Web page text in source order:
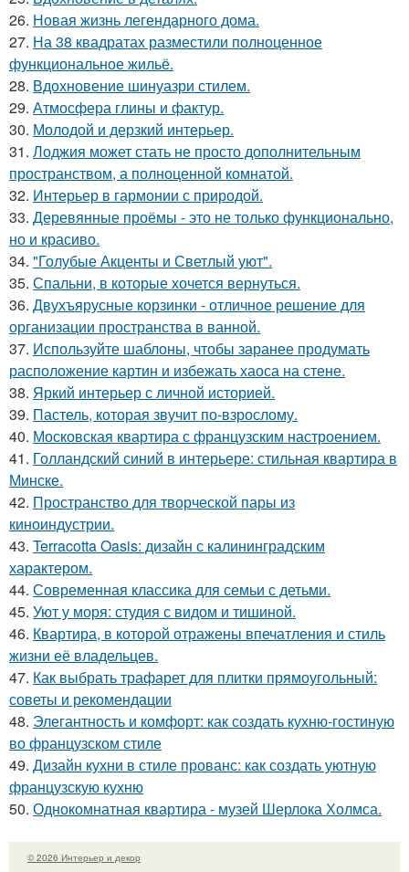
26. Новая жизнь легендарного дома.
27. На 38 квадратах разместили полноценное
функциональное жильё.
28. Вдохновение шинуазри стилем.
29. Атмосфера глины и фактур.
30. Молодой и дерзкий интерьер.
31. Лоджия может стать не просто дополнительным
пространством, а полноценной комнатой.
32. Интерьер в гармонии с природой.
33. Деревянные проёмы - это не только функционально,
но и красиво.
34. "Голубые Акценты и Светлый уют".
35. Спальни, в которые хочется вернуться.
36. Двухъярусные корзинки - отличное решение для
организации пространства в ванной.
37. Используйте шаблоны, чтобы заранее продумать
расположение картин и избежать хаоса на стене.
38. Яркий интерьер с личной историей.
39. Пастель, которая звучит по-взрослому.
40. Московская квартира с французским настроением.
41. Голландский синий в интерьере: стильная квартира в
Минске.
42. Пространство для творческой пары из
киноиндустрии.
43. Terracotta Oasis: дизайн с калининградским
характером.
44. Современная классика для семьи с детьми.
45. Уют у моря: студия с видом и тишиной.
46. Квартира, в которой отражены впечатления и стиль
жизни её владельцев.
47. Как выбрать трафарет для плитки прямоугольный:
советы и рекомендации
48. Элегантность и комфорт: как создать кухню-гостиную
во французском стиле
49. Дизайн кухни в стиле прованс: как создать уютную
французскую кухню
50. Однокомнатная квартира - музей Шерлока Холмса.
© 2026 Интерьер и декор